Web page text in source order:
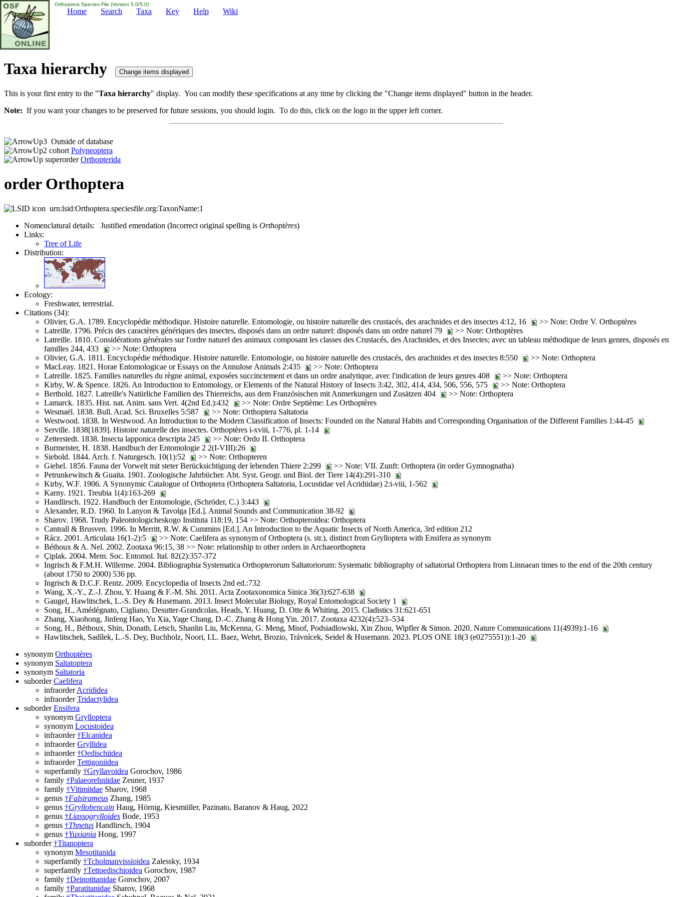
Orthoptera Species File (Version 5.0/5.0)
Home Search Taxa Key Help Wiki
Taxa hierarchy
This is your first entry to the "Taxa hierarchy" display. You can modify these specifications at any time by clicking the "Change items displayed" button in the header.
Note: If you want your changes to be preserved for future sessions, you should login. To do this, click on the logo in the upper left corner.
Outside of database
cohort Polyneoptera
superorderOrthopterida
order Orthoptera
urn:lsid:Orthoptera.speciesfile.org:TaxonName:1
Nomenclatural details: Justified emendation (Incorrect original spelling is Orthoptères)
Links:
Tree of Life
Distribution:
Ecology:
Freshwater, terrestrial.
Citations (34):
Olivier, G.A. 1789. Encyclopédie méthodique. Histoire naturelle. Entomologie, ou histoire naturelle des crustacés, des arachnides et des insectes 4:12, 16
>> Note: Ordre V. Orthoptères
Latreille. 1796. Précis des caractères génériques des insectes, disposés dans un ordre naturel: disposés dans un ordre naturel 79
>> Note: Orthoptères
Latreille. 1810. Considérations générales sur l'ordre naturel des animaux composant les classes des Crustacés, des Arachnides, et des Insectes; avec un tableau méthodique de leurs genres, disposés en
familles 244, 433
>> Note: Orthoptera
Olivier, G.A. 1811. Encyclopédie méthodique. Histoire naturelle. Entomologie, ou histoire naturelle des crustacés, des arachnides et des insectes 8:550
>> Note: Orthoptera
MacLeay. 1821. Horae Entomologicae or Essays on the Annulose Animals 2:435
>> Note: Orthoptera
Latreille. 1825. Familles naturelles du règne animal, exposées succinctement et dans un ordre analytique, avec l'indication de leurs genres 408
>> Note: Orthoptera
Kirby, W. & Spence. 1826. An Introduction to Entomology, or Elements of the Natural History of Insects 3:42, 302, 414, 434, 506, 556, 575
>> Note: Orthoptera
Berthold. 1827. Latreille's Natürliche Familien des Thierreichs, aus dem Französischen mit Anmerkungen und Zusätzen 404
>> Note: Orthoptera
Lamarck. 1835. Hist. nat. Anim. sans Vert. 4(2nd Ed.):432
>> Note: Ordre Septième: Les Orthoptères
Wesmaël. 1838. Bull. Acad. Sci. Bruxelles 5:587
>> Note: Orthoptera Saltatoria
Westwood. 1838. In Westwood. An Introduction to the Modern Classification of Insects: Founded on the Natural Habits and Corresponding Organisation of the Different Families 1:44-45
Serville. 1838[1839]. Histoire naturelle des insectes. Orthoptères i-xviii, 1-776, pl. 1-14
Zetterstedt. 1838. Insecta lapponica descripta 245
>> Note: Ordo II. Orthoptera
Burmeister, H. 1838. Handbuch der Entomologie 2 2(I-VIII):26
Siebold. 1844. Arch. f. Naturgesch. 10(1):52
>> Note: Orthopteren
Giebel. 1856. Fauna der Vorwelt mit steter Berücksichtigung der lebenden Thiere 2:299
>> Note: VII. Zunft: Orthoptera (in order Gymnognatha)
Petrunkewitsch & Guaita. 1901. Zoologische Jahrbücher. Abt. Syst. Geogr. und Biol. der Tiere 14(4):291-310
Kirby, W.F. 1906. A Synonymic Catalogue of Orthoptera (Orthoptera Saltatoria, Locustidae vel Acridiidae) 2:i-viii, 1-562
Karny. 1921. Treubia 1(4):163-269
Handlirsch. 1922. Handbuch der Entomologie, (Schröder, C.) 3:443
Alexander, R.D. 1960. In Lanyon & Tavolga [Ed.]. Animal Sounds and Communication 38-92
Sharov. 1968. Trudy Paleontologicheskogo Instituta 118:19, 154 >> Note: Orthopteroidea: Orthoptera
Cantrall & Brusven. 1996. In Merritt, R.W. & Cummins [Ed.]. An Introduction to the Aquatic Insects of North America, 3rd edition 212
Rácz. 2001. Articulata 16(1-2):5
>> Note: Caelifera as synonym of Orthoptera (s. str.), distinct from Grylloptera with Ensifera as synonym
Béthoux & A. Nel. 2002. Zootaxa 96:15, 38 >> Note: relationship to other orders in Archaeorthoptera
Çiplak. 2004. Mem. Soc. Entomol. Ital. 82(2):357-372
Ingrisch & F.M.H. Willemse. 2004. Bibliographia Systematica Orthopterorum Saltatoriorum: Systematic bibliography of saltatorial Orthoptera from Linnaean times to the end of the 20th century
(about 1750 to 2000) 536 pp.
Ingrisch & D.C.F. Rentz. 2009. Encyclopedia of Insects 2nd ed.:732
Wang, X.-Y., Z.-J. Zhou, Y. Huang & F.-M. Shi. 2011. Acta Zootaxonomica Sinica 36(3):627-638
Gaugel, Hawlitschek, L.-S. Dey & Husemann. 2013. Insect Molecular Biology, Royal Entomological Society 1
Song, H., Amédégnato, Cigliano, Desutter-Grandcolas, Heads, Y. Huang, D. Otte & Whiting. 2015. Cladistics 31:621-651
Zhang, Xiaohong, Jinfeng Hao, Yu Xia, Yage Chang, D.-C. Zhang & Hong Yin. 2017. Zootaxa 4232(4):523–534
Song, H., Béthoux, Shin, Donath, Letsch, Shanlin Liu, McKenna, G. Meng, Misof, Podsiadlowski, Xin Zhou, Wipfler & Simon. 2020. Nature Communications 11(4939):1-16
Hawlitschek, Sadílek, L.-S. Dey, Buchholz, Noori, I.L. Baez, Wehrt, Brozio, Trávnícek, Seidel & Husemann. 2023. PLOS ONE 18(3 (e0275551)):1-20
synonym Orthoptères
synonym Saltatoptera
synonym Saltatoria
suborderCaelifera
infraorderAcrididea
infraorderTridactylidea
suborderEnsifera
synonym Grylloptera
synonym Locustoidea
infraorder†Elcanidea
infraorderGryllidea
infraorder†Oedischiidea
infraorderTettigoniidea
superfamily †Gryllavoidea Gorochov, 1986
family †Palaeorehniidae Zeuner, 1937
family †Vitimiidae Sharov, 1968
genus †Falsirameus Zhang, 1985
genus †Gryllobencain Haug, Hörnig, Kiesmüller, Pazinato, Baranov & Haug, 2022
genus †Liassogrylloides Bode, 1953
genus †Thnetus Handlirsch, 1904
genus †Yuxiania Hong, 1997
suborder†Titanoptera
synonym Mesotitanida
superfamily †Tcholmanvissioidea Zalessky, 1934
superfamily †Tettoedischioidea Gorochov, 1987
family †Deinotitanidae Gorochov, 2007
family †Paratitanidae Sharov, 1968